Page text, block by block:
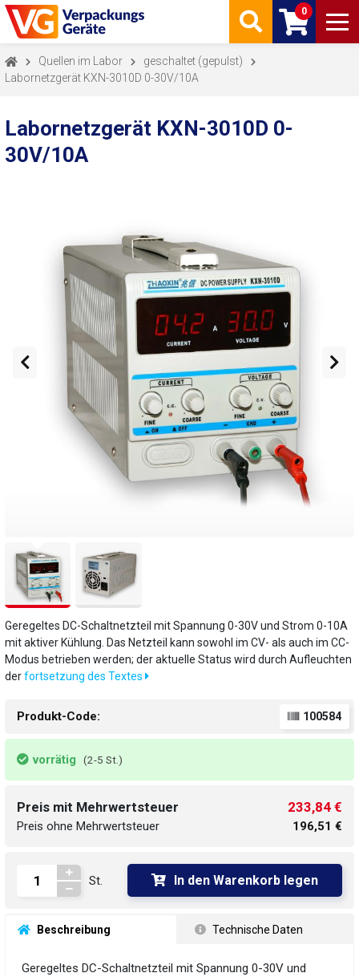
0
Quellen im Labor
geschaltet (gepulst)
Labornetzgerät KXN-3010D 0-30V/10A
Labornetzgerät KXN-3010D 0-
30V/10A
Geregeltes DC-Schaltnetzteil mit Spannung 0-30V und Strom 0-10A
mit aktiver Kühlung. Das Netzteil kann sowohl im CV- als auch im CC-
Modus betrieben werden; der aktuelle Status wird durch Aufleuchten
derfortsetzung des Textes
Produkt-Code: 100584
vorrätig (2-5 St.)
Preis mit Mehrwertsteuer
Preis ohne Mehrwertsteuer
233,84 €
196,51 €
St. In den Warenkorb legen
Beschreibung Technische Daten
Geregeltes DC-Schaltnetzteil mit Spannung 0-30V und